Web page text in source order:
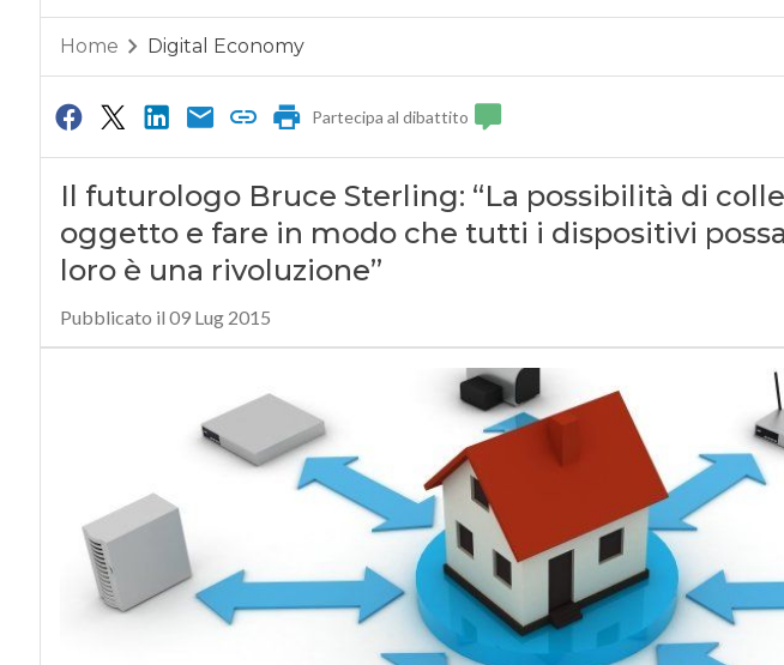
Home Digital Economy
Partecipa al dibattito
Il futurologo Bruce Sterling: “La possibilità di
oggetto e fare in modo che tutti i dispositivi
loro è una rivoluzione”
Pubblicato il 09 Lug 2015